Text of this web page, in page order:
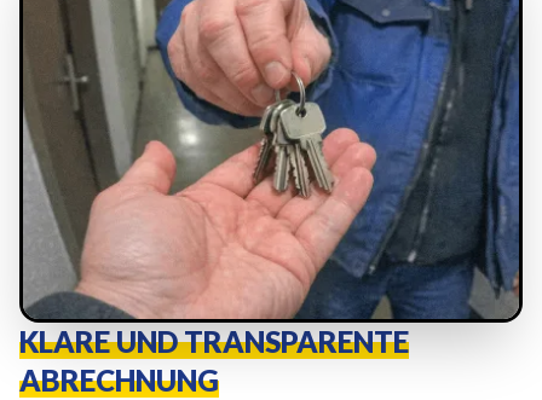
KLARE UND TRANSPARENTE
ABRECHNUNG